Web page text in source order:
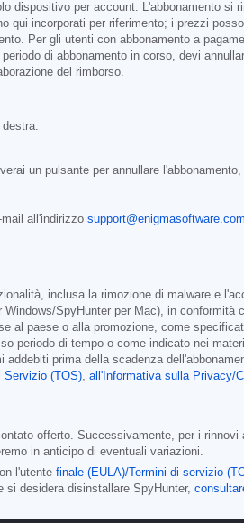
per account. L'abbonamento si
incorporati per riferimento; i prezzi
Per gli utenti con abbonamento a
di abbonamento in corso, devi
del rimborso.
destra.
un pulsante per annullare
all'indirizzo support@enigmasoftware.com
inclusa la rimozione di malware e
SpyHunter per Mac), in conformità
al paese o alla promozione, come
periodo di tempo o come indicato nei
prima della scadenza
Servizio (TOS) all'Informativa sulla Privacy/
offerto. Successivamente, per i
in anticipo di eventuali variazioni.
l'utente finale (EULA)/Termini di servizio
si desidera disinstallare SpyHunter,